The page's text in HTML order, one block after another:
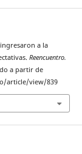
a la
Reencuentro.
a partir de
article/view/839